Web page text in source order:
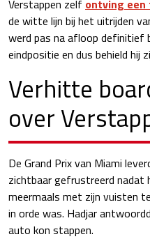
Verstappen zelf ontving
de witte lijn bij het uitrijden
werd pas na afloop definitief
eindpositie en dus behield hij
Verhitte
over
De Grand Prix van Miami
zichtbaar gefrustreerd nadat
meermaals met zijn vuisten
in orde was. Hadjar
auto kon stappen.